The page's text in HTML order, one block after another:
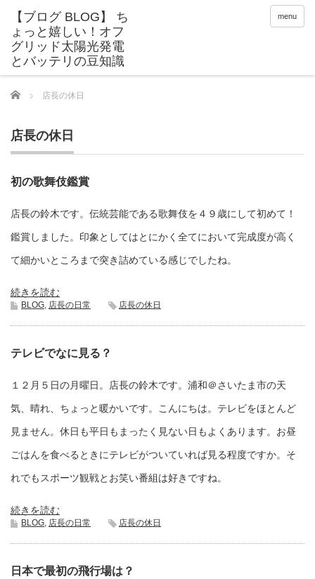
menu
Home 店長の休日
店長の休日
初の歌舞伎鑑賞
店長の鈴木です。伝統芸能である歌舞伎を４９歳にして初めて！
鑑賞しました。印象としてはとにかく全てにおいて完成度が高く
て細かいところまで突き詰めている感じでしたね。
続きを読む
BLOG, 店長の日常 店長の休日
テレビでなに見る？
１２月５日の月曜日。店長の鈴木です。浦和＠さいたま市の天
気、晴れ、ちょっと暖かいです。こんにちは。テレビをほとんど
見ません。休日も平日もまったく見ない日もよくあります。お昼
ごはんを食べるときにテレビがついていれば見る程度ですか。そ
れでもスポーツ観戦とお笑い番組は好きですね。
続きを読む
BLOG, 店長の日常 店長の休日
日本で最初の飛行場は？